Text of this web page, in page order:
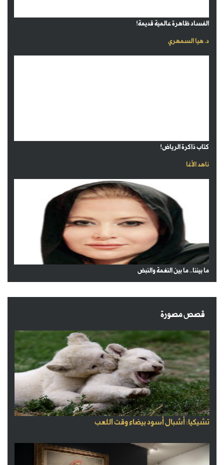
الفساد ظاهرة عالمية قديمة!
د. هيا السمهري
كتاب ذاكرة الرياض!
ناهد الأغا
ما بيننا.. ما بين النغمة والنبض
قصص مصورة
تشيكيا: أشبال أسود بيضاء وقت اللعب